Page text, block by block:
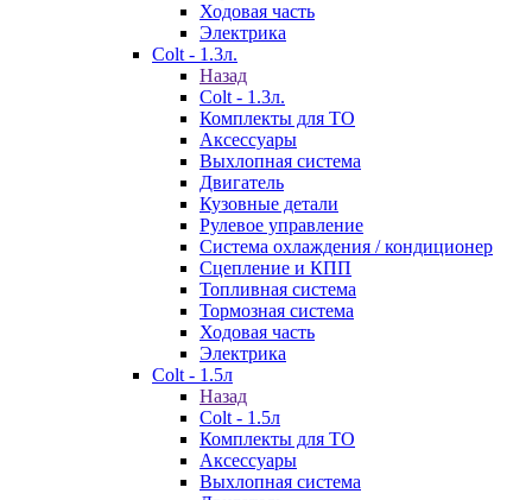
Ходовая часть
Электрика
Colt - 1.3л.
Назад
Colt - 1.3л.
Комплекты для ТО
Аксессуары
Выхлопная система
Двигатель
Кузовные детали
Рулевое управление
Система охлаждения / кондиционер
Сцепление и КПП
Топливная система
Тормозная система
Ходовая часть
Электрика
Colt - 1.5л
Назад
Colt - 1.5л
Комплекты для ТО
Аксессуары
Выхлопная система